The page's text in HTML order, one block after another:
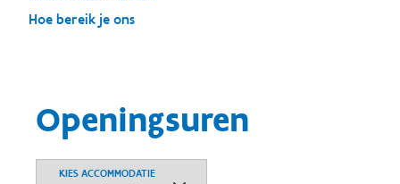
Hoe bereik je ons
Openingsuren
KIES ACCOMMODATIE